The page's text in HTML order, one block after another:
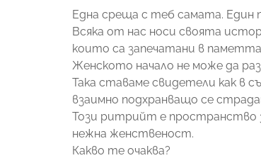
Една среща с теб самата. Един
Всяка от нас носи своята
които са запечатани в
Женското начало не може да
Така ставаме свидетели как в
взаимно подхранващо се
Този ритрийт е пространство
нежна женственост.
Какво те очаква?